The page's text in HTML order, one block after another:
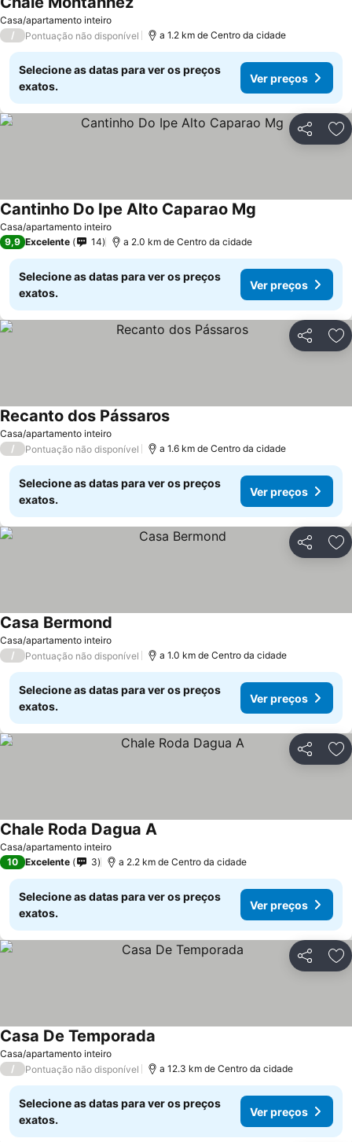
Casa/apartamento inteiro
/ Pontuação não disponível a 1.2 km de Centro da cidade
Selecione as datas para ver os preços
exatos.
Ver preços
Partilhar
Casa/apartamento inteiro
Cantinho Do Ipe Alto Caparao Mg
9,9 Excelente 14 a 2.0 km de Centro da cidade
Selecione as datas para ver os preços
exatos.
Ver preços
Partilhar
Casa/apartamento inteiro
Recanto dos Pássaros
/ Pontuação não disponível a 1.6 km de Centro da cidade
Selecione as datas para ver os preços
exatos.
Ver preços
Partilhar
Casa/apartamento inteiro
Casa Bermond
/ Pontuação não disponível a 1.0 km de Centro da cidade
Selecione as datas para ver os preços
exatos.
Ver preços
Partilhar
Casa/apartamento inteiro
Chale Roda Dagua A
10 Excelente 3 a 2.2 km de Centro da cidade
Selecione as datas para ver os preços
exatos.
Ver preços
Partilhar
Casa/apartamento inteiro
Casa De Temporada
/ Pontuação não disponível a 12.3 km de Centro da cidade
Selecione as datas para ver os preços
exatos.
Ver preços